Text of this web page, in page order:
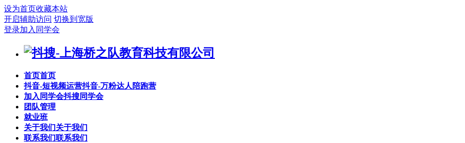
设为首页收藏本站
开启辅助访问 切换到宽版
登录加入同学会
首页首页
抖音-短视频运营抖音-万粉达人陪跑营
加入同学会抖搜同学会
团队管理
就业班
关于我们关于我们
联系我们联系我们